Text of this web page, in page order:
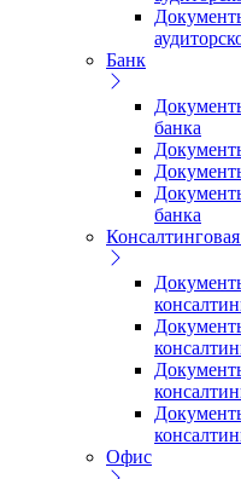
Банк
банка
банка
Офис